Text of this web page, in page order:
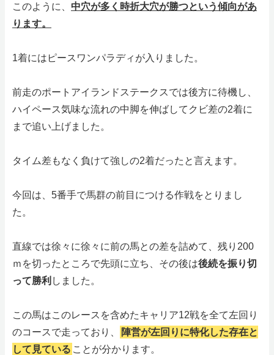
このように、 中穴が多く時折大穴が勝つという傾向があ
ります。
1着にはピースワンパラディが入りました。
前走のポートアイランドステークスでは後方に待機し、
ハイペース気味な流れの中脚を伸ばしてクビ差の2着に
まで追い上げました。
タイム差もなく負けて強しの2着だったと言えます。
今回は、5番手で馬群の前目につける作戦をとりまし
た。
直線では徐々に徐々に前の馬との差を詰めて、残り200
ｍを切ったところで先頭に立ち、その後は後続を振り切
って勝利 しました。
この馬はこのレースを含めたキャリア12戦を全て左回り
のコースで走っており、
陣営が左回りに特化した存在と
して見ている ことが分かります。